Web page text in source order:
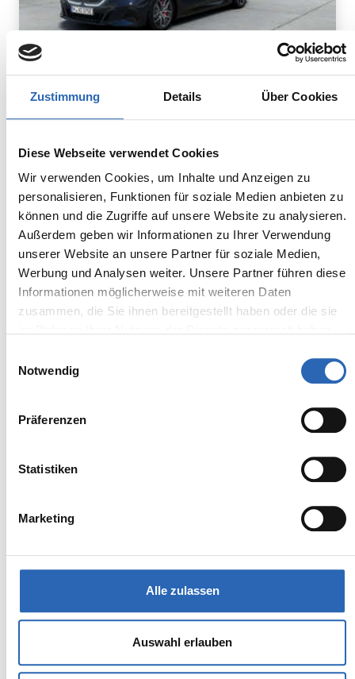
Zustimmung Details Über Cookies
Diese Webseite verwendet Cookies
Wir verwenden Cookies, um Inhalte und Anzeigen zu
personalisieren, Funktionen für soziale Medien anbieten zu
können und die Zugriffe auf unsere Website zu analysieren.
Außerdem geben wir Informationen zu Ihrer Verwendung
unserer Website an unsere Partner für soziale Medien,
Werbung und Analysen weiter. Unsere Partner führen diese
Informationen möglicherweise mit weiteren Daten
zusammen, die Sie ihnen bereitgestellt haben oder die sie
Notwendig
Präferenzen
Statistiken
Marketing
Alle zulassen
Auswahl erlauben
Euro 6
2255kg
5 Türen
Stromverbrauch:
16.1 kWh/100km (WLTP)
Elektrische Reichweite kombiniert:
CO2 -Emissionen kombiniert:
0 g/km (WLTP)
CO 2-Klasse: A
M5
Kürzlich reduziert
131.990,00€